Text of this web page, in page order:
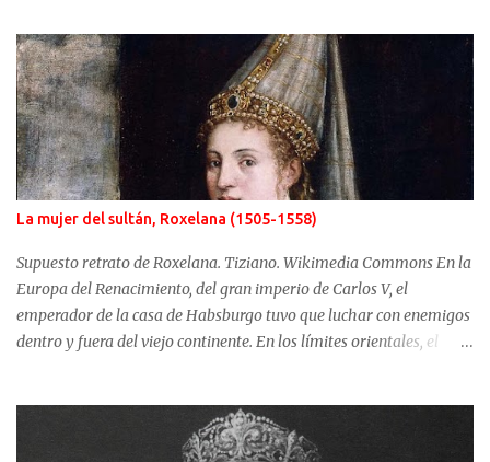
fue su madre, la sultana Roxelana, quien después de ganarse el
favor del poderoso Solimán, consiguió que su primera esposa y su
hijo fueran alejados del poder. Mahidevran fue una mujer con
orígenes desconocidos que consiguió ser la reina del harén de una
Turquía que puso en jaque a Europa y terminó sus días desterrada
y olvidada. Mahidevran Sultan nació alrededor del año 1500 pero
sus primeros años de vida son desconocidos. Algunas fuentes
afirman que sus orígenes se sitúan en Albania mientras que otras,
las más difundidas, sitúan su nacimiento en el Cáucaso. El primer
dato conocido con seguridad de Ma...
La mujer del sultán, Roxelana (1505-1558)
Supuesto retrato de Roxelana. Tiziano. Wikimedia Commons En la
Europa del Renacimiento, del gran imperio de Carlos V, el
emperador de la casa de Habsburgo tuvo que luchar con enemigos
dentro y fuera del viejo continente. En los límites orientales, el
cristiano hubo una gran mujer, Isabel de Portugal, junto a Solimán,
una esclava, convertida en concubina, consiguió casarse con el